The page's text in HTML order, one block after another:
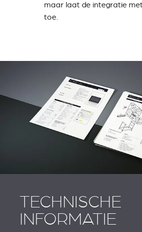
maar laat de integratie
toe.
TECHNISCHE
INFORMATIE